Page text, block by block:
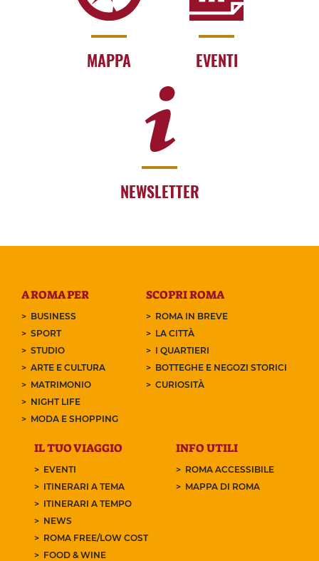
MAPPA EVENTI
NEWSLETTER
A ROMA PER
BUSINESS
SPORT
STUDIO
ARTE E CULTURA
MATRIMONIO
NIGHT LIFE
MODA E SHOPPING
SCOPRI ROMA
ROMA IN BREVE
LA CITTÀ
I QUARTIERI
BOTTEGHE E NEGOZI STORICI
CURIOSITÀ
IL TUO VIAGGIO
EVENTI
ITINERARI A TEMA
ITINERARI A TEMPO
NEWS
ROMA FREE/LOW COST
FOOD & WINE
INFO UTILI
ROMA ACCESSIBILE
MAPPA DI ROMA